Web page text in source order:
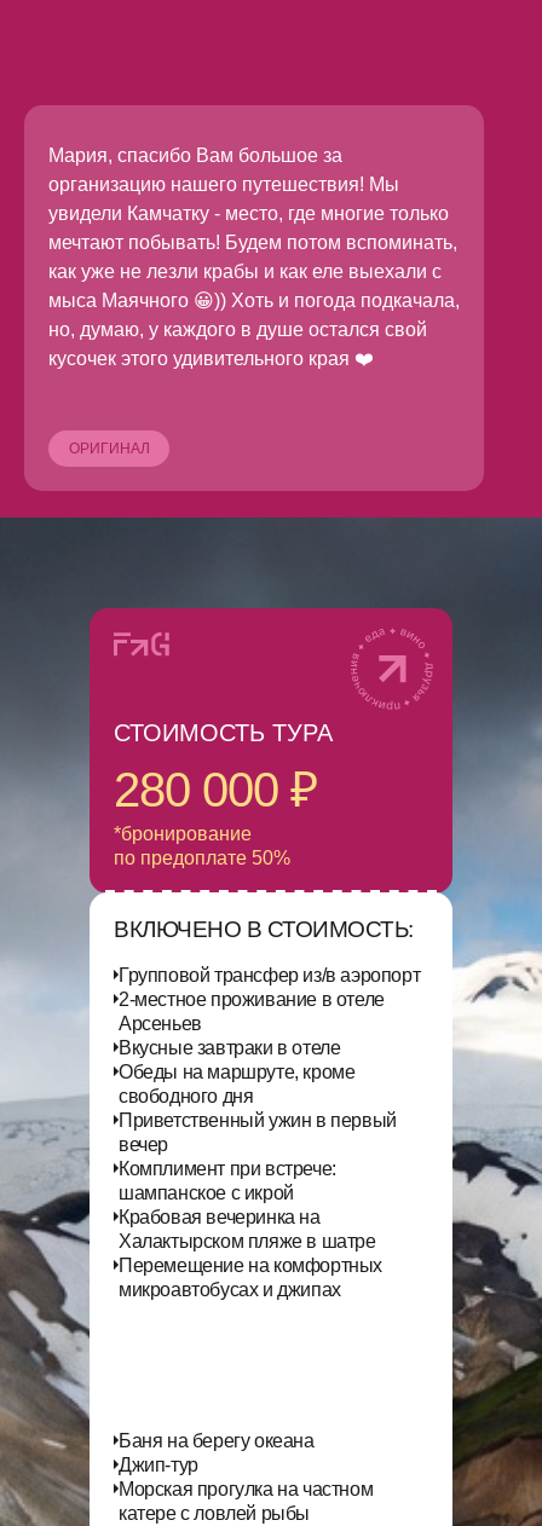
Мария, спасибо Вам большое за
организацию нашего путешествия! Мы
увидели Камчатку - место, где многие только
мечтают побывать! Будем потом вспоминать,
как уже не лезли крабы и как еле выехали с
мыса Маячного 😀)) Хоть и погода подкачала,
но, думаю, у каждого в душе остался свой
кусочек этого удивительного края ❤️
ОРИГИНАЛ
Баня на берегу океана
Джип-тур
Морская прогулка на частном
катере с ловлей рыбы
Групповой трансфер из/в аэропорт
2-местное проживание в отеле
Арсеньев
Вкусные завтраки в отеле
Обеды на маршруте, кроме
свободного дня
Приветственный ужин в первый
вечер
Комплимент при встрече:
шампанское с икрой
Крабовая вечеринка на
Халактырском пляже в шатре
Перемещение на комфортных
микроавтобусах и джипах
ВКЛЮЧЕНО В СТОИМОСТЬ:
280 000 ₽
*бронирование
по предоплате 50%
СТОИМОСТЬ ТУРА